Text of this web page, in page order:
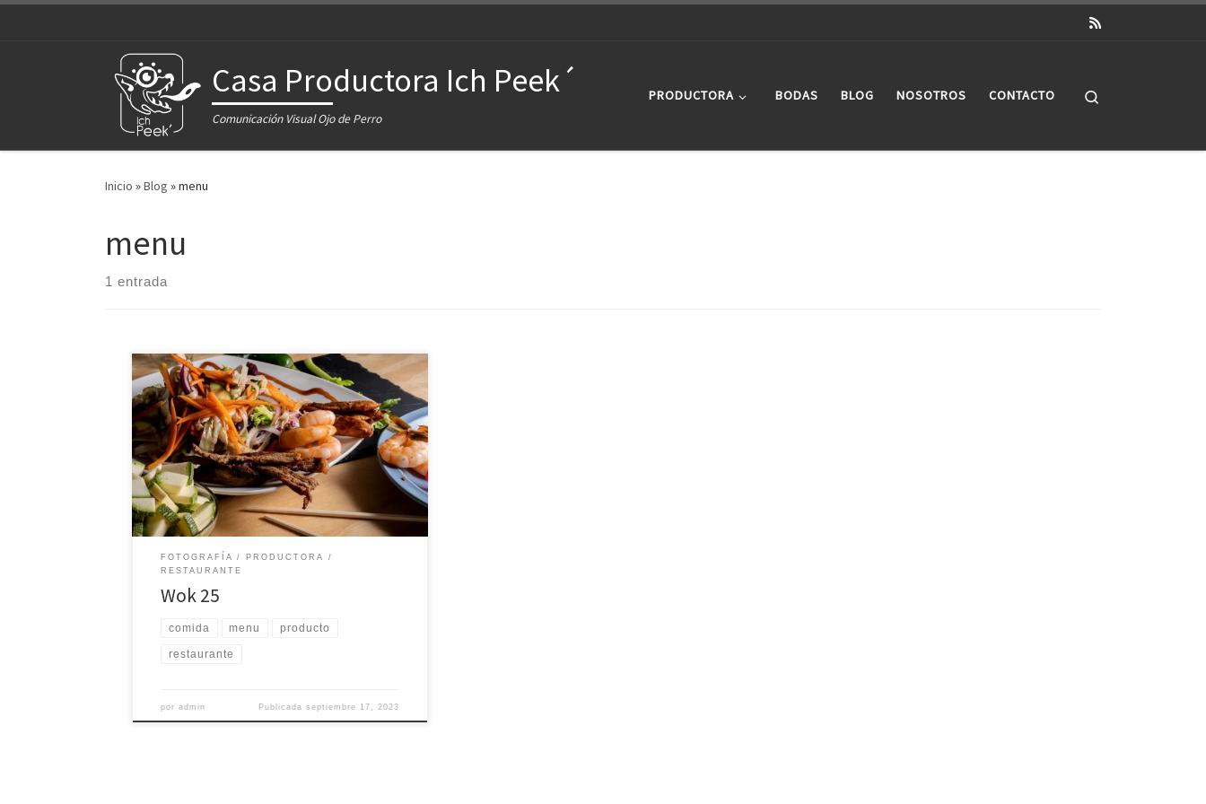
Casa Productora Ich Peek´
Comunicación Visual Ojo de Perro
PRODUCTORA BODAS BLOG NOSOTROS CONTACTO
Inicio »Blog »menu
menu
1 entrada
Renovamos la imagen del menú completo de este
restaurante ubicado en el corazón de Playa del
Carmen, realizamos la fotografía de cada uno de
sus platillos, así como también un pequeño clip
desde su cocina y un nuevo diseño para su carta
física. Septiembre 2022 – Playa del Carmen,
Quintana […]
FOTOGRAFÍA
PRODUCTORA
RESTAURANTE
Wok 25
comida menu producto
restaurante
poradmin Publicada septiembre 17, 2023